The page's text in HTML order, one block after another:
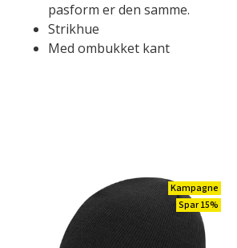
pasform er den samme.
Strikhue
Med ombukket kant
Kampagne
Spar 15%